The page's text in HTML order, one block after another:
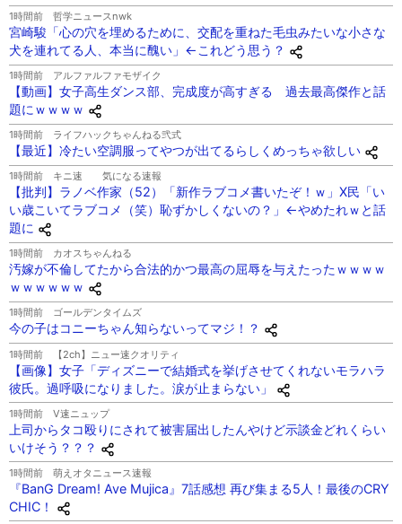
1時間前 哲学ニュースnwk
宮崎駿「心の穴を埋めるために、交配を重ねた毛虫みたいな小さな
犬を連れてる人、本当に醜い」←これどう思う？
1時間前 アルファルファモザイク
【動画】女子高生ダンス部、完成度が高すぎる 過去最高傑作と話
題にｗｗｗｗ
1時間前 ライフハックちゃんねる弐式
【最近】冷たい空調服ってやつが出てるらしくめっちゃ欲しい
1時間前 キニ速 気になる速報
【批判】ラノベ作家（52）「新作ラブコメ書いたぞ！ｗ」X民「い
い歳こいてラブコメ（笑）恥ずかしくないの？」←やめたれｗと話
題に
1時間前 カオスちゃんねる
汚嫁が不倫してたから合法的かつ最高の屈辱を与えたったｗｗｗｗ
ｗｗｗｗｗｗ
1時間前 ゴールデンタイムズ
今の子はコニーちゃん知らないってマジ！？
1時間前 【2ch】ニュー速クオリティ
【画像】女子「ディズニーで結婚式を挙げさせてくれないモラハラ
彼氏。過呼吸になりました。涙が止まらない」
1時間前 V速ニュップ
上司からタコ殴りにされて被害届出したんやけど示談金どれくらい
いけそう？？？
1時間前 萌えオタニュース速報
『BanG Dream! Ave Mujica』7話感想 再び集まる5人！最後のCRY
CHIC！